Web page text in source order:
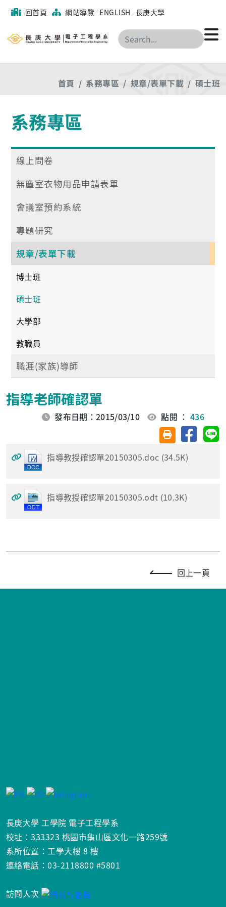
回首頁 網站導覽 ENGLISH 長庚大學
搜尋
首頁 系務專區 規章/表單下載 碩士班
系務專區
線上問卷
無塵室衣物用品申請表單
會議室預約系統
專題研究
規章/表單下載
博士班
碩士班
大學部
教職員
職涯(家族)導師
指導老師確認單
發布日期：2015/03/10 點閱 ：436
友善列印(另開視
分享至
指導教授確認單20150305.doc (34.5K)
指導教授確認單20150305.odt (10.3K)
回上一頁
長庚大學 工學院 電子工程學系
校址：333323 桃園市龜山區文化一路259號
系所位置：工學大樓 8 樓
連絡電話：03-2118800 #5801
訪問人次